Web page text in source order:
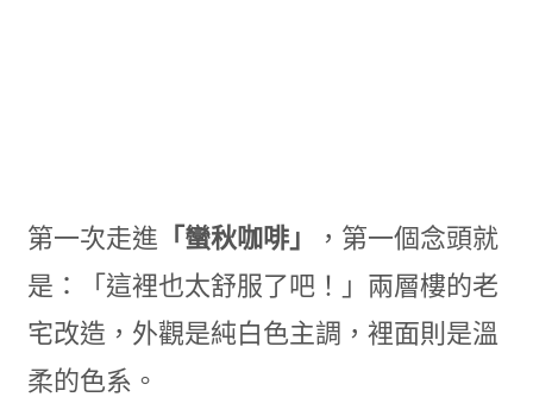
第一次走進 「蠻秋咖啡」
，第一個念頭就
是：「這裡也太舒服了吧！」兩層樓的老
宅改造，外觀是純白色主調，裡面則是溫
柔的色系。